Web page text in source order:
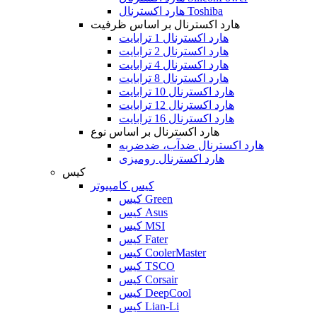
هارد اکسترنال Toshiba
هارد اکسترنال بر اساس ظرفیت
هارد اکسترنال 1 ترابایت
هارد اکسترنال 2 ترابایت
هارد اکسترنال 4 ترابایت
هارد اکسترنال 8 ترابایت
هارد اکسترنال 10 ترابایت
هارد اکسترنال 12 ترابایت
هارد اکسترنال 16 ترابایت
هارد اکسترنال بر اساس نوع
هارد اکسترنال ضدآب، ضدضربه
هارد اکسترنال رومیزی
کیس
کیس کامپیوتر
کیس Green
کیس Asus
کیس MSI
کیس Fater
کیس CoolerMaster
کیس TSCO
کیس Corsair
کیس DeepCool
کیس Lian-Li